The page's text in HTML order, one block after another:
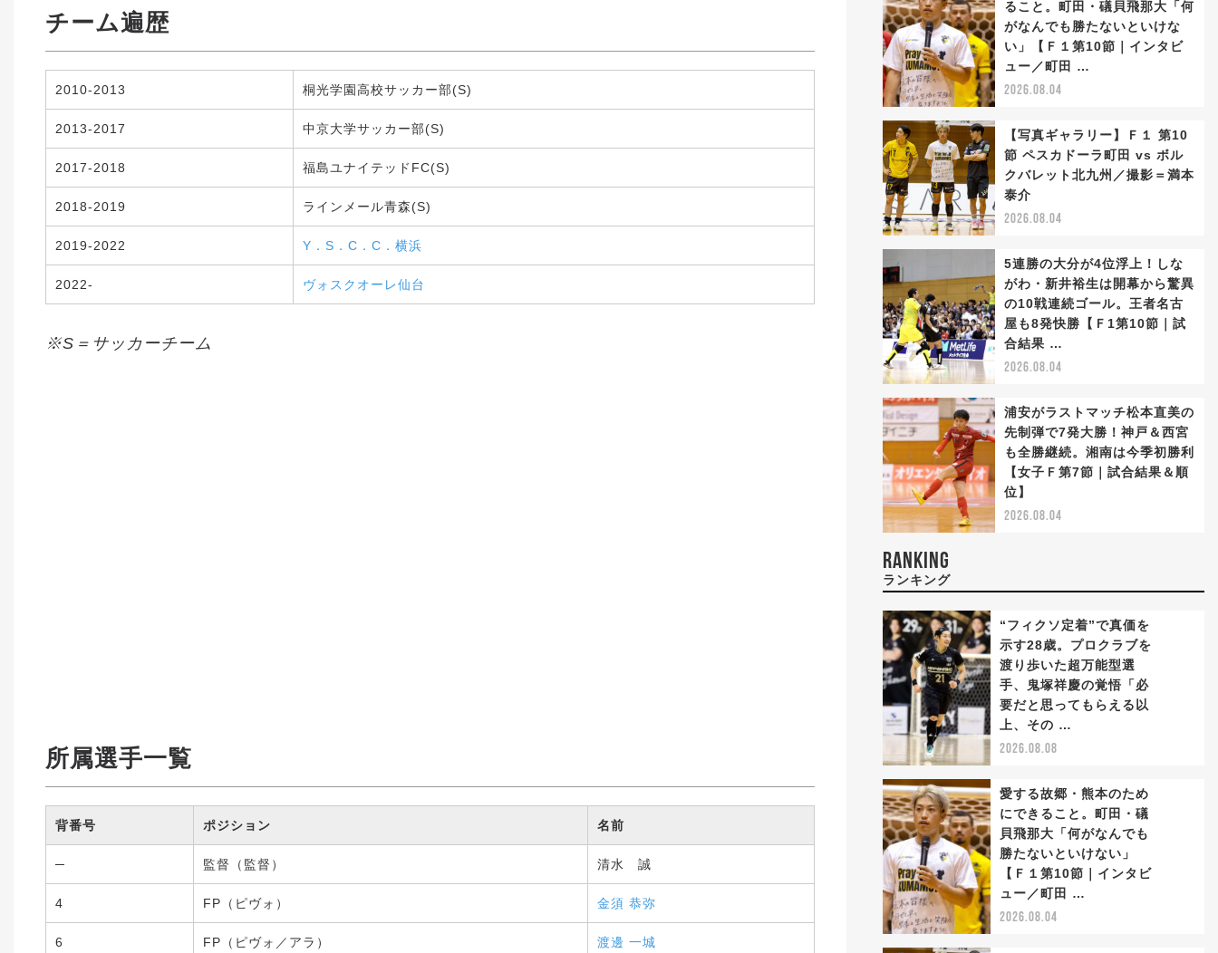
チーム遍歴
2010-2013 桐光学園高校サッカー部(S)
2013-2017 中京大学サッカー部(S)
2017-2018 福島ユナイテッドFC(S)
2018-2019 ラインメール青森(S)
2019-2022 Y．S．C．C．横浜
2022- ヴォスクオーレ仙台
※S＝サッカーチーム
所属選手一覧
背番号 ポジション 名前
─ 監督（監督） 清水 誠
4 FP（ピヴォ） 金須 恭弥
6 FP（ピヴォ／アラ） 渡邊 一城
ること。町田・礒貝飛那大「何
がなんでも勝たないといけな
い」【Ｆ１第10節｜インタビ
ュー／町田 …
2026.08.04
【写真ギャラリー】Ｆ１ 第10
節 ペスカドーラ町田 vs ボル
クバレット北九州／撮影＝満本
泰介
2026.08.04
5連勝の大分が4位浮上！しな
がわ・新井裕生は開幕から驚異
の10戦連続ゴール。王者名古
屋も8発快勝【Ｆ1第10節｜試
合結果 …
2026.08.04
浦安がラストマッチ松本直美の
先制弾で7発大勝！神戸＆西宮
も全勝継続。湘南は今季初勝利
【女子Ｆ第7節｜試合結果＆順
位】
2026.08.04
RANKING
ランキング
“フィクソ定着”で真価を
示す28歳。プロクラブを
渡り歩いた超万能型選
手、鬼塚祥慶の覚悟「必
要だと思ってもらえる以
上、その …
2026.08.08
愛する故郷・熊本のため
にできること。町田・礒
貝飛那大「何がなんでも
勝たないといけない」
【Ｆ１第10節｜インタビ
ュー／町田 …
2026.08.04